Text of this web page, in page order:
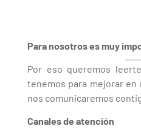
Para nosotros es muy
Por eso queremos
tenemos para mejorar
nos comunicaremos
Canales de atención